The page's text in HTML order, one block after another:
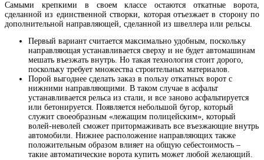
Самыми крепкими в своем классе остаются откатные ворота,
сделанной из единственной створки, которая отъезжает в сторону по
дополнительной направляющей, сделанной из швеллера или рельсы.
Первый вариант считается максимально удобным, поскольку
направляющая устанавливается сверху и не будет автомашинам
мешать въезжать внутрь. Но такая технология стоит дорого,
поскольку требует множества строительных материалов.
Порой выгоднее сделать заказ в пользу откатных ворот с
нижними направляющими. В таком случае в асфальт
устанавливается рельса из стали, и все заново асфальтируется
или бетонируется. Появляется небольшой бугор, который
служит своеобразным «лежащим полицейским», который
волей-неволей сможет притормаживать все въезжающие внутрь
автомобили. Нижнее расположение направляющих также
положительным образом влияет на общую себестоимость –
такие автоматические ворота купить может любой желающий.